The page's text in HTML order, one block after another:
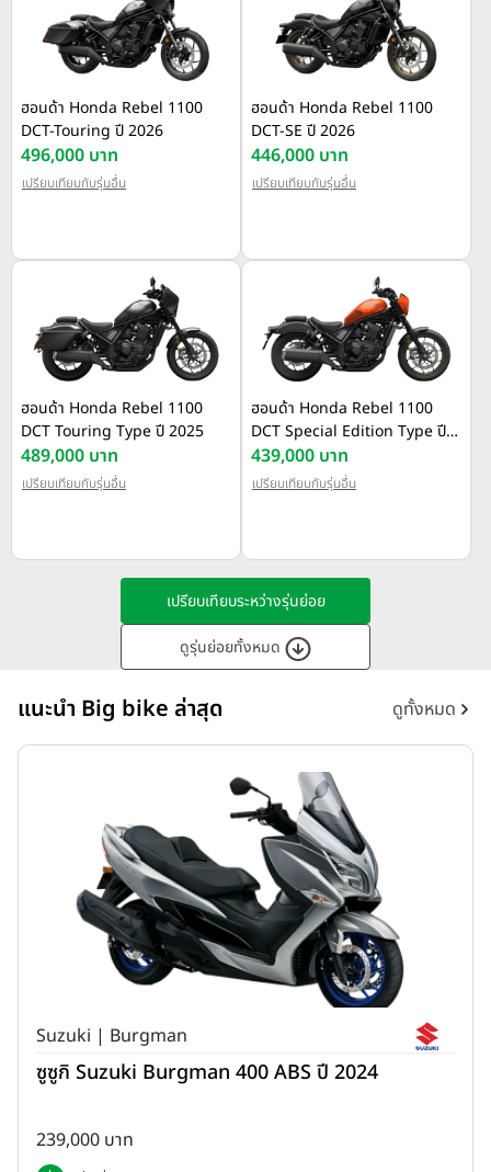
ฮอนด้า Honda Rebel 1100
DCT-Touring ปี 2026
496,000 บาท
เปรียบเทียบกับรุ่นอื่น
ฮอนด้า Honda Rebel 1100
DCT-SE ปี 2026
446,000 บาท
เปรียบเทียบกับรุ่นอื่น
ฮอนด้า Honda Rebel 1100
DCT Touring Type ปี 2025
489,000 บาท
เปรียบเทียบกับรุ่นอื่น
ฮอนด้า Honda Rebel 1100
DCT Special Edition Type ปี
2025
439,000 บาท
เปรียบเทียบกับรุ่นอื่น
เปรียบเทียบระหว่างรุ่นย่อย
ดูรุ่นย่อยทั้งหมด
แนะนำ Big bike ล่าสุด ดูทั้งหมด
Suzuki | Burgman
ซูซูกิ Suzuki Burgman 400 ABS ปี 2024
239,000 บาท